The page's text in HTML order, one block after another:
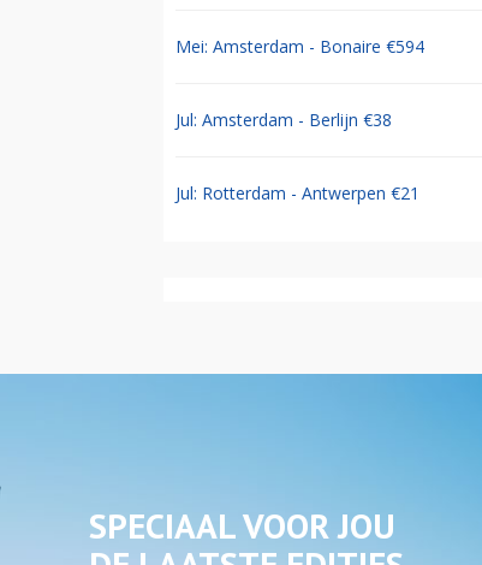
Mei: Amsterdam - Bonaire €594
Jul: Amsterdam - Berlijn €38
Jul: Rotterdam - Antwerpen €21
SPECIAAL VOOR JOU